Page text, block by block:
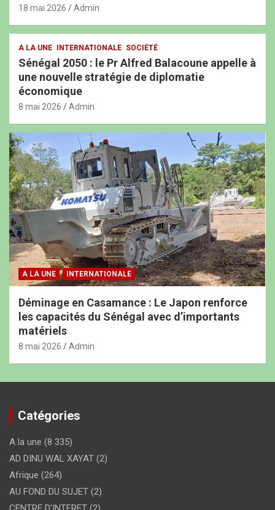
18 mai 2026 Admin
A LA UNE INTERNATIONALE SOCIÉTÉ
Sénégal 2050 : le Pr Alfred Balacoune appelle à
une nouvelle stratégie de diplomatie
économique
8 mai 2026 Admin
A LA UNE INTERNATIONALE
Déminage en Casamance : Le Japon renforce
les capacités du Sénégal avec d’importants
matériels
8 mai 2026 Admin
Catégories
A la une (8 335)
AD DINU WAL XAYAT (2)
Afrique (264)
AU FOND DU SUJET (2)